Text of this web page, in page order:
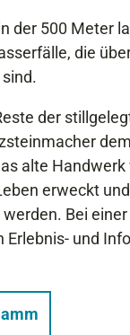
der 500 Meter
die
der
alte Handwerk
erweckt
Bei
Erlebnis- und